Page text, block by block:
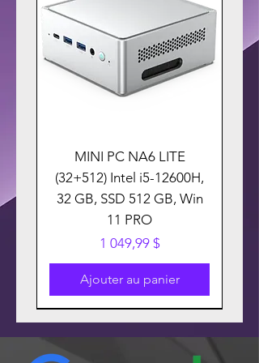
MINI PC NA6 LITE
(32+512) Intel i5-12600H,
32 GB, SSD 512 GB, Win
11 PRO
Prix
1 049,99 $
Ajouter au panier